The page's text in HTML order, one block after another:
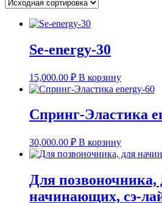
Se-energy-30
15,000.00 ₽ В корзину
Спринг-Эластика
30,000.00 ₽ В корзину
Для позвоночника,
начинающих, сэ-